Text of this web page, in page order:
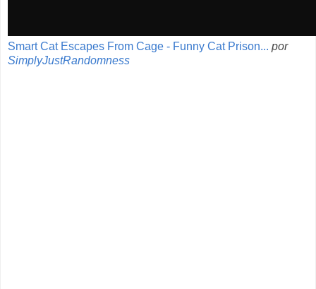
Smart Cat Escapes From Cage - Funny Cat Prison... por
SimplyJustRandomness